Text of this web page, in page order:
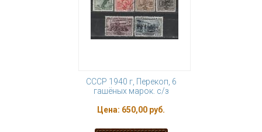
СССР 1940 г, Перекоп, 6
гашёных марок. с/з
Цена: 650,00 руб.